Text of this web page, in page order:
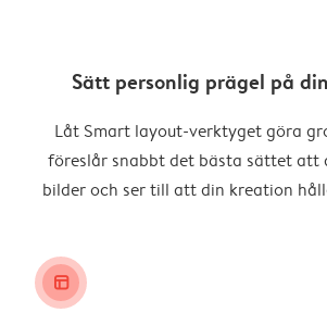
Sätt personlig prägel på
Låt Smart layout-verktyget göra
föreslår snabbt det bästa sättet att
bilder och ser till att din kreation
layout_alt